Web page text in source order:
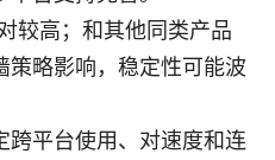
较高；和其他同类产品
策略影响，稳定性可能波
跨平台使用、对速度和连